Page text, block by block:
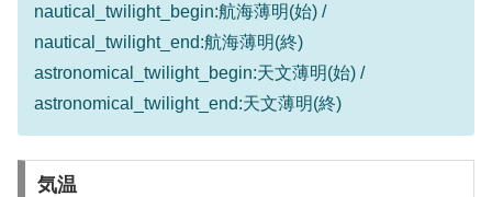
nautical_twilight_begin:航海薄明(始) /
nautical_twilight_end:航海薄明(終)
astronomical_twilight_begin:天文薄明(始) /
astronomical_twilight_end:天文薄明(終)
気温